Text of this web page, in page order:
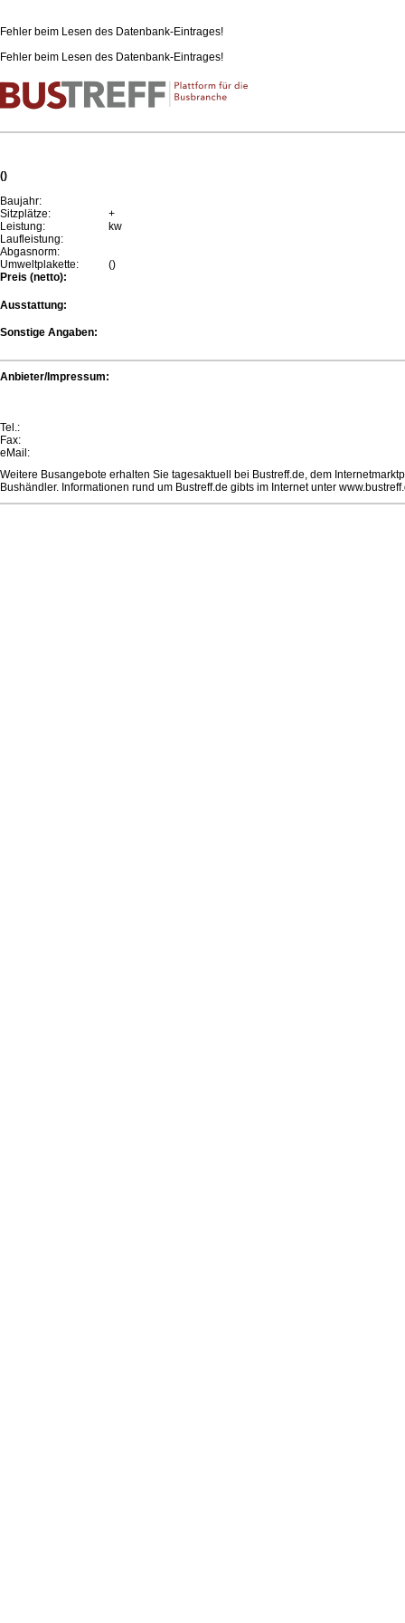
Fehler beim Lesen des Datenbank-Eintrages!
Fehler beim Lesen des Datenbank-Eintrages!
()
Baujahr:
Sitzplätze:
Leistung:
Laufleistung:
Abgasnorm:
Umweltplakette:
Preis (netto):
+
kw
()
Ausstattung:
Sonstige Angaben:
Anbieter/Impressum:
Tel.:
Fax:
eMail:
Weitere Busangebote erhalten Sie tagesaktuell bei Bustreff.de, dem
Bushändler. Informationen rund um Bustreff.de gibts im Internet unter